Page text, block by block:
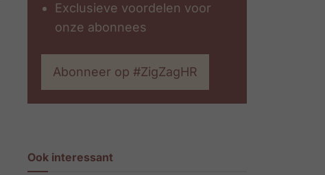
Exclusieve voordelen voor
onze abonnees
Abonneer op #ZigZagHR
Ook interessant